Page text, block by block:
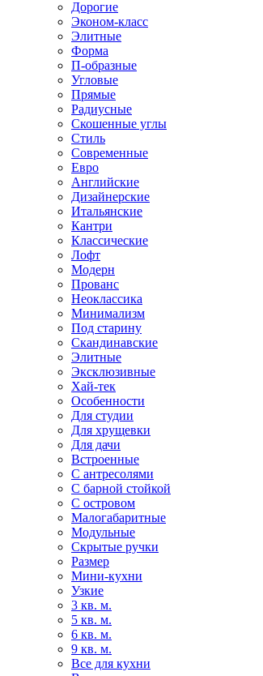
Дорогие
Эконом-класс
Элитные
Форма
П-образные
Угловые
Прямые
Радиусные
Скошенные углы
Стиль
Современные
Евро
Английские
Дизайнерские
Итальянские
Кантри
Классические
Лофт
Модерн
Прованс
Неоклассика
Минимализм
Под старину
Скандинавские
Элитные
Эксклюзивные
Хай-тек
Особенности
Для студии
Для хрущевки
Для дачи
Встроенные
С антресолями
С барной стойкой
С островом
Малогабаритные
Модульные
Скрытые ручки
Размер
Мини-кухни
Узкие
3 кв. м.
5 кв. м.
6 кв. м.
9 кв. м.
Все для кухни